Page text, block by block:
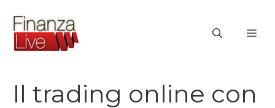
contenuto
Il trading online con